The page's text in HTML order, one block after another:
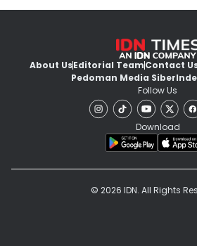
About UsEditorial TeamContact
Pedoman Media Siber
Follow Us
Download
© 2026 IDN. All Rights